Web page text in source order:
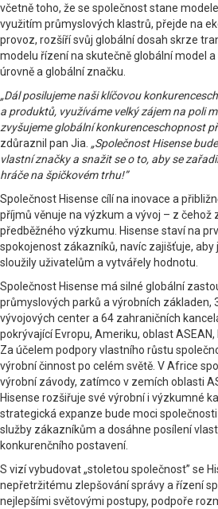
včetně toho, že se společnost stane
využitím průmyslových klastrů, přejde na
provoz, rozšíří svůj globální dosah skrze
modelu řízení na skutečně globální model
úrovně a globální značku.
„Dál posilujeme naši klíčovou
a produktů, využíváme velký zájem na poli
zvyšujeme globální konkurenceschopnost
zdůraznil pan Jia. „Společnost Hisense
vlastní značky a snažit se o to, aby se
hráče na špičkovém trhu!”
Společnost Hisense cílí na inovace a
příjmů věnuje na výzkum a vývoj – z čehož
předběžného výzkumu. Hisense staví na
spokojenost zákazníků, navíc zajišťuje, aby
sloužily uživatelům a vytvářely hodnotu.
Společnost Hisense má silné globální
průmyslových parků a výrobních základen,
vývojových center a 64 zahraničních
pokrývající Evropu, Ameriku, oblast
Za účelem podpory vlastního růstu
výrobní činnost po celém světě. V Africe
výrobní závody, zatímco v zemích oblasti
Hisense rozšiřuje své výrobní i výzkumné
strategická expanze bude moci
služby zákazníkům a dosáhne posílení
konkurenčního postavení.
S vizí vybudovat „stoletou společnost” se
nepřetržitému zlepšování správy a řízení
nejlepšími světovými postupy, podpoře